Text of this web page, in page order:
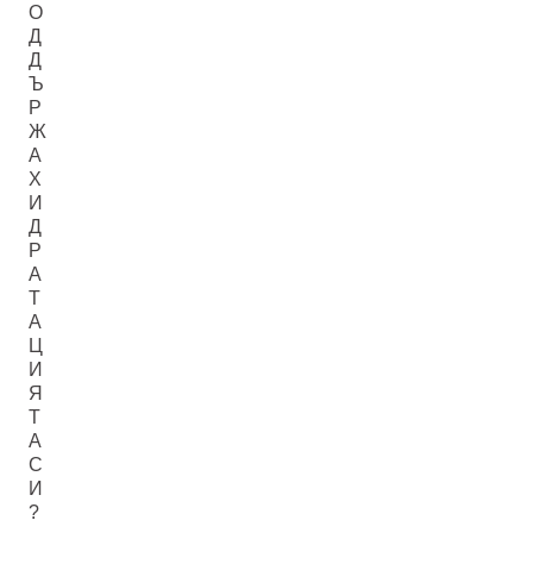
О
Д
Д
Ъ
Р
Ж
А
Х
И
Д
Р
А
Т
А
Ц
И
Я
Т
А
С
И
?